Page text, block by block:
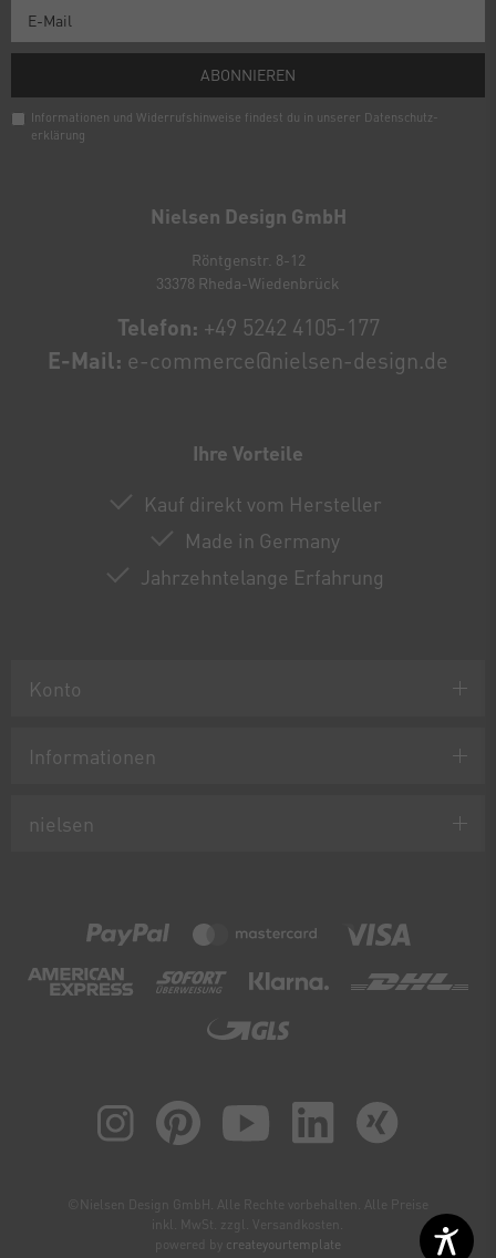
Nielsen Design GmbH
Röntgenstr. 8-12
33378 Rheda-Wiedenbrück
Telefon: +49 5242 4105-177
E-Mail: e-commerce@nielsen-design.de
Ihre Vorteile
Kauf direkt vom Hersteller
Made in Germany
Jahrzehntelange Erfahrung
Konto
Informationen
nielsen
ABONNIEREN
Informationen und Widerrufshinweise findest du in unserer Daten­schutz­
erklärung
©Nielsen Design GmbH. Alle Rechte vorbehalten. Alle Preise
inkl. MwSt. zzgl. Versandkosten.
powered by createyourtemplate